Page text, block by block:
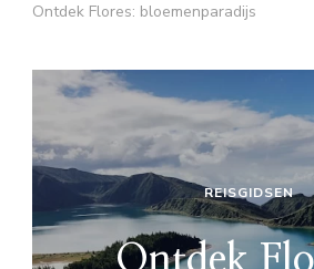
Ontdek Flores: bloemenparadijs
REISGIDSEN
Ontdek